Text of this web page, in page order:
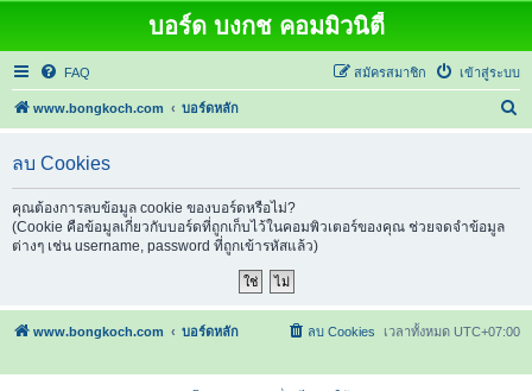
บอร์ด บงกช คอมมิวนิตี้
FAQ เข้าสู่ระบบ
สมัครสมาชิก
www.bongkoch.com บอร์ดหลัก
า
ลบ Cookies
คุณต้องการลบข้อมูล cookie ของบอร์ดหรือไม่?
(Cookie คือข้อมูลเกี่ยวกับบอร์ดที่ถูกเก็บไว้ในคอมพิวเตอร์ของคุณ ช่วยจดจำข้อมูล
ต่างๆ เช่น username, password ที่ถูกเข้ารหัสแล้ว)
www.bongkoch.com บอร์ดหลัก เวลาทั้งหมด UTC+07:00
ลบ Cookies